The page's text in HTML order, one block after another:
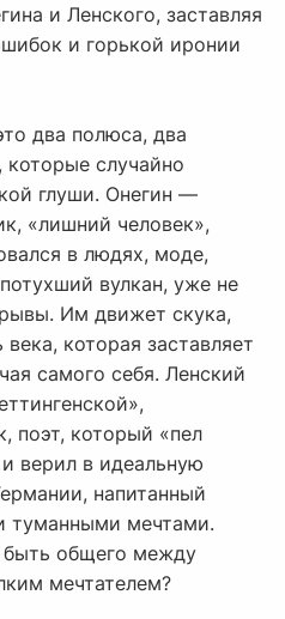
и Ленского, заставляя
и горькой иронии
два полюса, два
случайно
глуши. Онегин —
«лишний человек»,
в людях, моде,
вулкан, уже не
Им движет скука,
которая заставляет
самого себя. Ленский
поэт, который «пел
верил в идеальную
напитанный
туманными мечтами.
быть общего между
мечтателем?